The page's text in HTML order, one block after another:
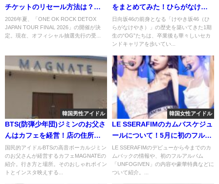
チケットのリセール方法は？リ
セールでの売り買い両方が知り
たい！
2026年夏、「ONE OK ROCK DETOX
JAPAN TOUR FINAL 2026」の開催が決
定。現在、オフィシャル抽選先行の受...
をまとめてみた！ひらがなけや
き時代の1期生は今何をしてる？
日向坂46の前身となる「けやき坂46（ひ
らがなけやき）」の歴史を築いてきた1期
生の“OG”たちは、卒業後も華々しいセカ
ンドキャリアを歩いてい...
韓国男性アイドル
BTS(防弾少年団)ジミンのお父さ
んはカフェを経営！店の住所や
行き方を知りたい！
国民的アイドルBTSの高音ボーカルジミン
のお父さんが経営するカフェMAGNATEの
紹介。行き方と場所。そのおしゃれポイン
トとインスタ映えする...
韓国女性アイドル
LE SSERAFIMのカムバスケジュ
ールについて！5月に初のフルア
ルバム！？
LE SSERAFIMのデビューから今までのカ
ムバックの情報や、初のフルアルバム
「UNFOGIVEN」の内容や豪華特典などに
ついて紹介。...